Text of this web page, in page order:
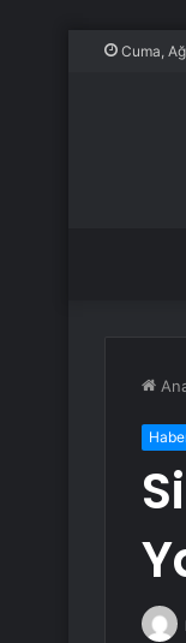
Cuma,